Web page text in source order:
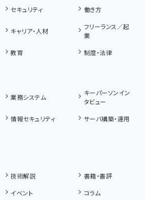
セキュリティ 働き方
キャリア・人材
フリーランス／起
業
教育 制度・法律
業務システム
キーパーソンイン
タビュー
情報セキュリティ
サーバ構築・運用
技術解説
書籍・書評
イベント
コラム